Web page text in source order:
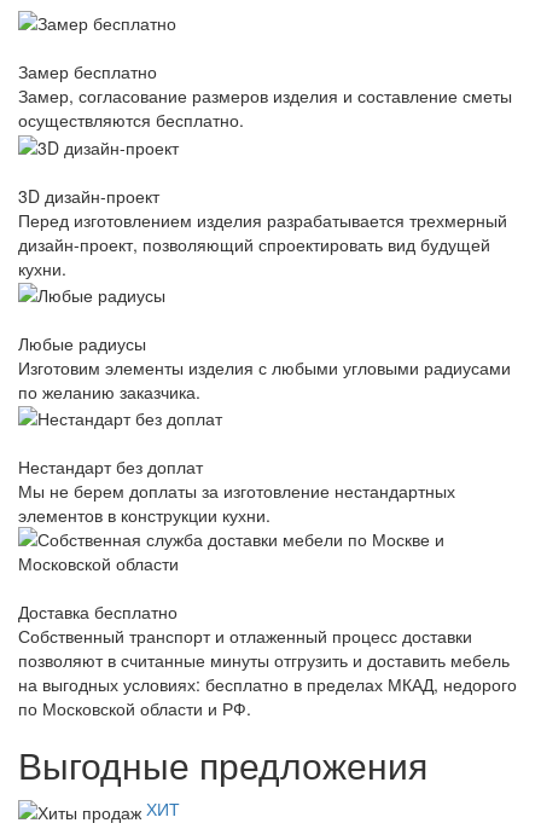
Замер бесплатно
Замер, согласование размеров изделия и составление сметы
осуществляются бесплатно.
3D дизайн-проект
Перед изготовлением изделия разрабатывается трехмерный
дизайн-проект, позволяющий спроектировать вид будущей
кухни.
Любые радиусы
Изготовим элементы изделия с любыми угловыми радиусами
по желанию заказчика.
Нестандарт без доплат
Мы не берем доплаты за изготовление нестандартных
элементов в конструкции кухни.
Доставка бесплатно
Собственный транспорт и отлаженный процесс доставки
позволяют в считанные минуты отгрузить и доставить мебель
на выгодных условиях: бесплатно в пределах МКАД, недорого
по Московской области и РФ.
Выгодные предложения
ХИТ